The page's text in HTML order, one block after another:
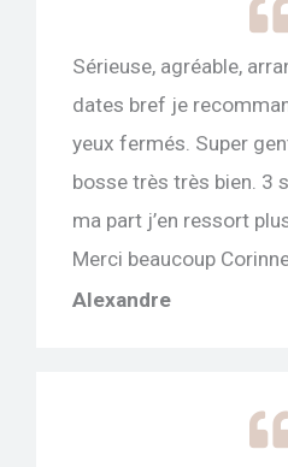
Sérieuse, agréable,
dates bref je
yeux fermés. Super
bosse très très bien. 3
ma part j’en ressort
Merci beaucoup
Alexandre